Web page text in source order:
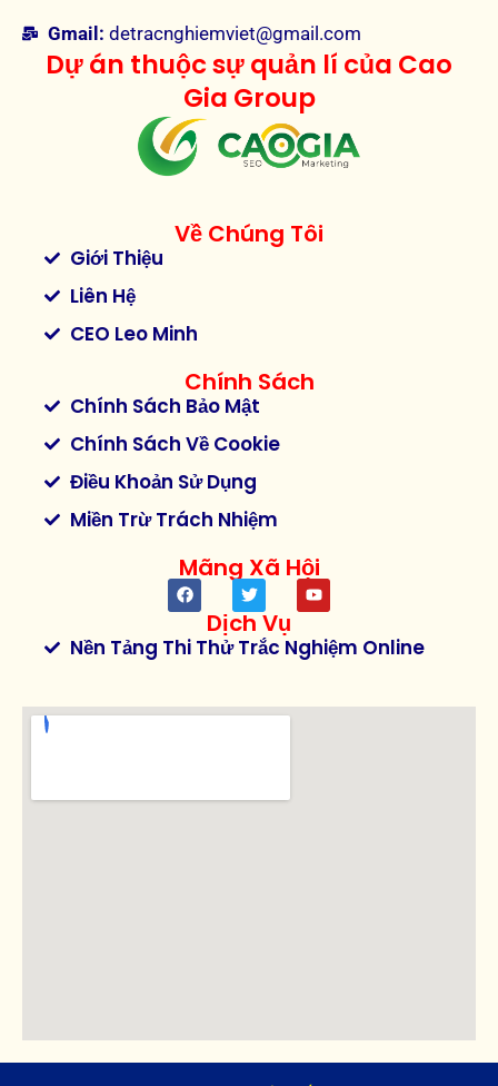
Gmail: detracnghiemviet@gmail.com
Dự án thuộc sự quản lí của Cao
Gia Group
Về Chúng Tôi
Giới Thiệu
Liên Hệ
CEO Leo Minh
Chính Sách
Chính Sách Bảo Mật
Chính Sách Về Cookie
Điều Khoản Sử Dụng
Miền Trừ Trách Nhiệm
Mãng Xã Hội
Dịch Vụ
Nền Tảng Thi Thử Trắc Nghiệm Online